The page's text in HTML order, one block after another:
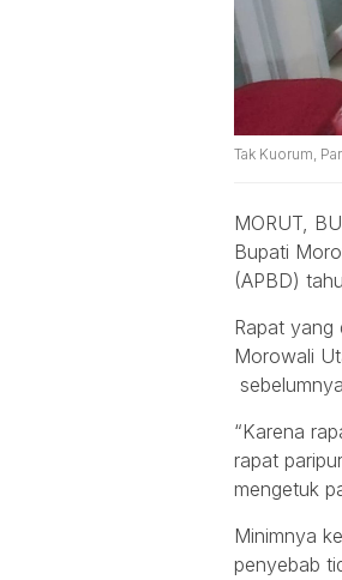
Tak Kuorum,
MORUT,
Bupati
(APBD)
Rapat yang
Morowali
“Karena
rapat
mengetuk
Minimnya
penyebab